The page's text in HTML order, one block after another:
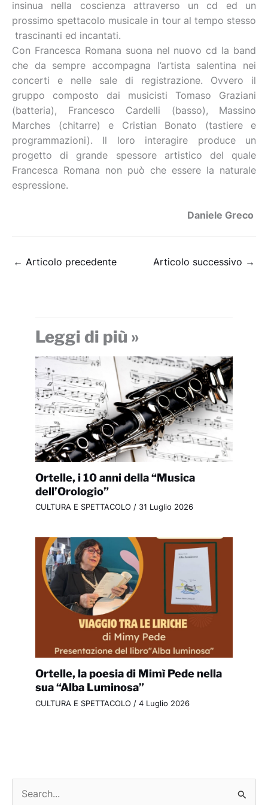
insinua nella coscienza attraverso un cd ed un
prossimo spettacolo musicale in tour al tempo stesso
trascinanti ed incantati.
Con Francesca Romana suona nel nuovo cd la band
che da sempre accompagna l’artista salentina nei
concerti e nelle sale di registrazione. Ovvero il
gruppo composto dai musicisti Tomaso Graziani
(batteria), Francesco Cardelli (basso), Massino
Marches (chitarre) e Cristian Bonato (tastiere e
programmazioni). Il loro interagire produce un
progetto di grande spessore artistico del quale
Francesca Romana non può che essere la naturale
espressione.
Daniele Greco
← Articolo precedente Articolo successivo →
Leggi di più »
Ortelle, i 10 anni della “Musica
dell’Orologio”
CULTURA E SPETTACOLO / 31 Luglio 2026
Ortelle, la poesia di Mimì Pede nella
sua “Alba Luminosa”
CULTURA E SPETTACOLO / 4 Luglio 2026